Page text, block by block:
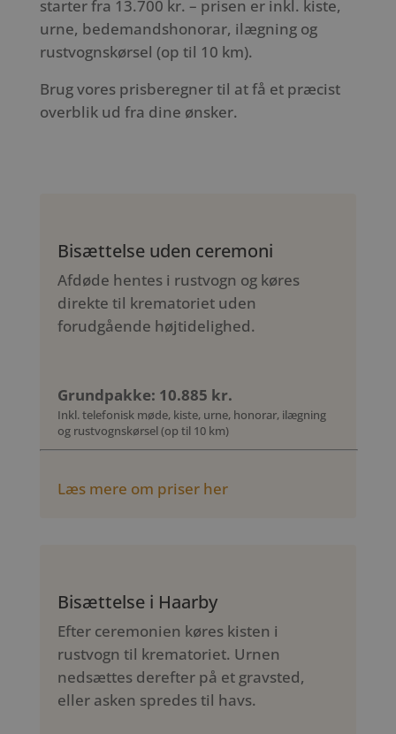
starter fra 13.700 kr. – prisen er inkl. kiste,
urne, bedemandshonorar, ilægning og
rustvognskørsel (op til 10 km).
Brug vores prisberegner til at få et præcist
overblik ud fra dine ønsker.
Bisættelse uden ceremoni
Afdøde hentes i rustvogn og køres
direkte til krematoriet uden
forudgående højtidelighed.
Grundpakke: 10.885 kr.
Inkl. telefonisk møde, kiste, urne, honorar, ilægning
og rustvognskørsel (op til 10 km)
Læs mere om priser her
Bisættelse i Haarby
Efter ceremonien køres kisten i
rustvogn til krematoriet. Urnen
nedsættes derefter på et gravsted,
eller asken spredes til havs.